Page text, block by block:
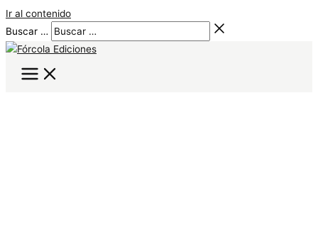
Ir al contenido
Buscar …